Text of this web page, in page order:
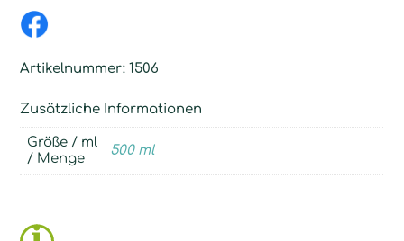
Artikelnummer:1506
Zusätzliche Informationen
Größe / ml
/ Menge
500 ml